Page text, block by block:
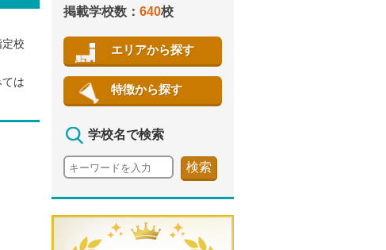
校
は
掲載学校数： 640校
エリアから探す
特徴から探す
学校名で検索